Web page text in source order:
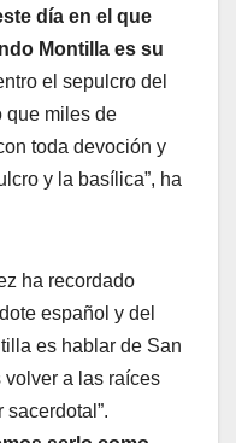
día en el que
Montilla es su
el sepulcro del
que miles de
toda devoción y
y la basílica”, ha
ha recordado
español y del
es hablar de San
volver a las raíces